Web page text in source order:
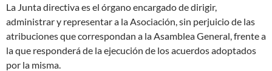
La Junta directiva es el órgano encargado de dirigir,
administrar y representar a la Asociación, sin perjuicio de las
atribuciones que correspondan a la Asamblea General, frente a
la que responderá de la ejecución de los acuerdos adoptados
por la misma.